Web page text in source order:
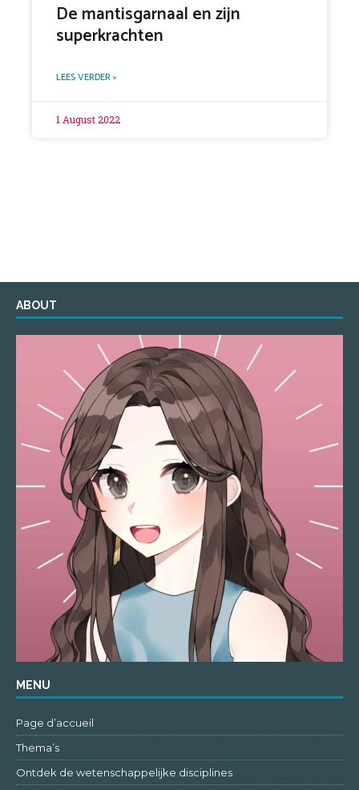
De mantisgarnaal en zijn
superkrachten
LEES VERDER »
1 August 2022
ABOUT
MENU
Page d’accueil
Thema’s
Ontdek de wetenschappelijke disciplines